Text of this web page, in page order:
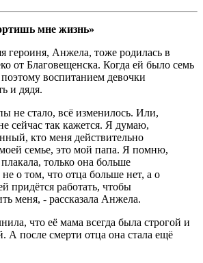
мне жизнь»
героиня, Анжела, тоже родилась в
от Благовещенска. Когда ей было семь
воспитанием девочки
и дядя.
не стало, всё изменилось. Или,
сейчас так кажется. Я думаю,
кто меня действительно
семье, это мой папа. Я помню,
только она больше
не о том, что отца больше нет, а о
придётся работать, чтобы
меня, - рассказала Анжела.
что её мама всегда была строгой и
А после смерти отца она стала ещё